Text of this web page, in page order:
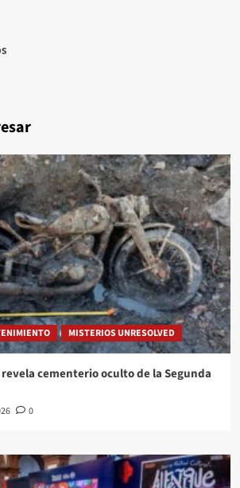
MISTERIOS UNRESOLVED
cementerio oculto de la Segunda
0